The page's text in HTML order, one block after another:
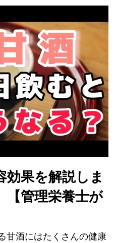
効果を解説しま
【管理栄養士が
甘酒にはたくさんの健康